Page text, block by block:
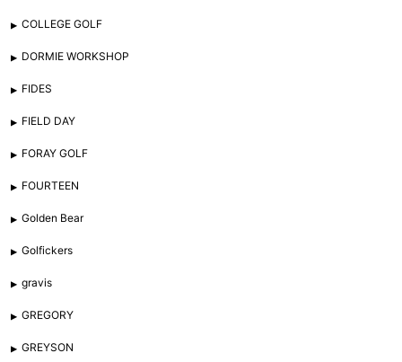
COLLEGE GOLF
DORMIE WORKSHOP
FIDES
FIELD DAY
FORAY GOLF
FOURTEEN
Golden Bear
Golfickers
gravis
GREGORY
GREYSON